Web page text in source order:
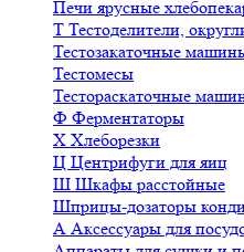
Печи ярусные
Т Тестоделители,
Тестозакаточные
Тестомесы
Тестораскаточные
Ф Ферментаторы
Х Хлеборезки
Ц Центрифуги для яиц
Ш Шкафы расстойные
Шприцы-дозаторы
А Аксессуары для